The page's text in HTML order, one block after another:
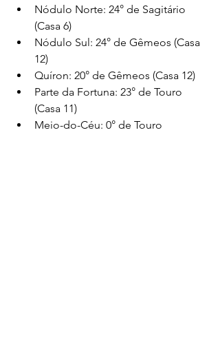
Nódulo Norte: 24° de Sagitário
(Casa 6)
Nódulo Sul: 24° de Gêmeos (Casa
12)
Quíron: 20° de Gêmeos (Casa 12)
Parte da Fortuna: 23° de Touro
(Casa 11)
Meio-do-Céu: 0° de Touro